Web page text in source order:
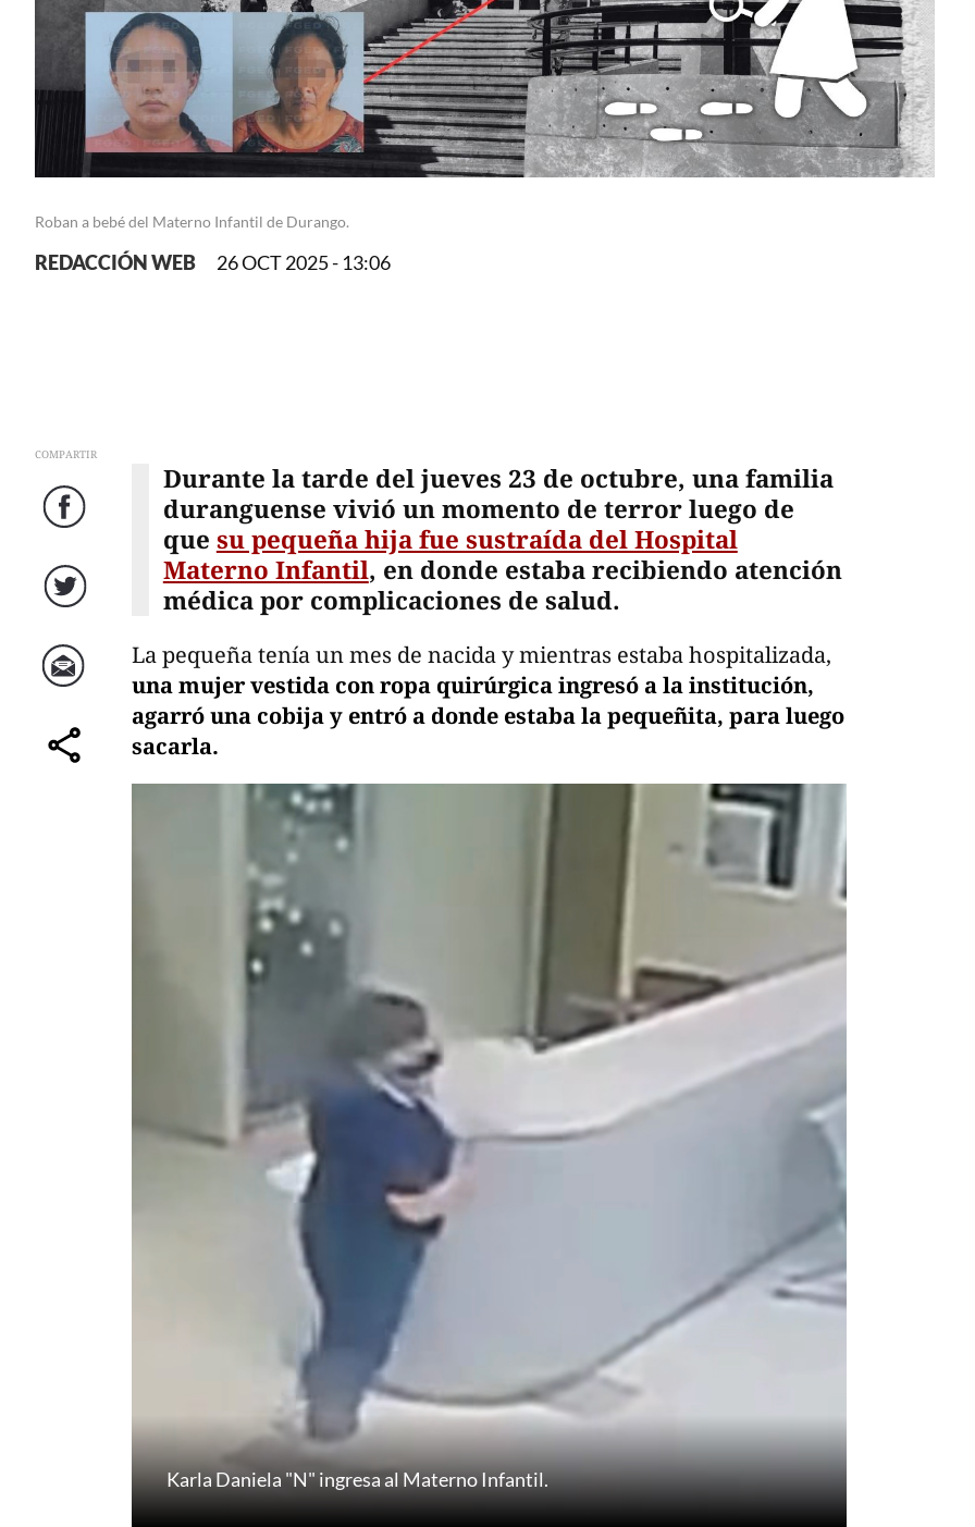
Roban a bebé del Materno Infantil de Durango.
REDACCIÓN WEB 26 OCT 2025 - 13:06
COMPARTIR
Facebook
Twitter
Correo
comparte
Durante la tarde del jueves 23 de octubre, una familia
duranguense vivió un momento de terror luego de
que su pequeña hija fue sustraída del Hospital
Materno Infantil, en donde estaba recibiendo atención
médica por complicaciones de salud.
La pequeña tenía un mes de nacida y mientras estaba hospitalizada,
una mujer vestida con ropa quirúrgica ingresó a la institución,
agarró una cobija y entró a donde estaba la pequeñita, para luego
sacarla.
Karla Daniela "N" ingresa al Materno Infantil.